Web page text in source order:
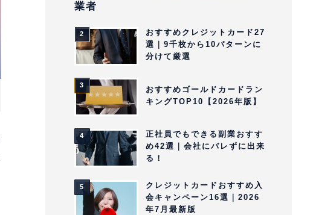
業者
おすすめクレジットカード27
選｜9千枚から10パターンに
分けて厳選
おすすめゴールドカードラン
キングTOP10【2026年版】
正社員でもできる副業おすす
め42選｜会社にバレずに出来
る！
クレジットカードおすすめ入
会キャンペーン16選｜2026
年7月最新版